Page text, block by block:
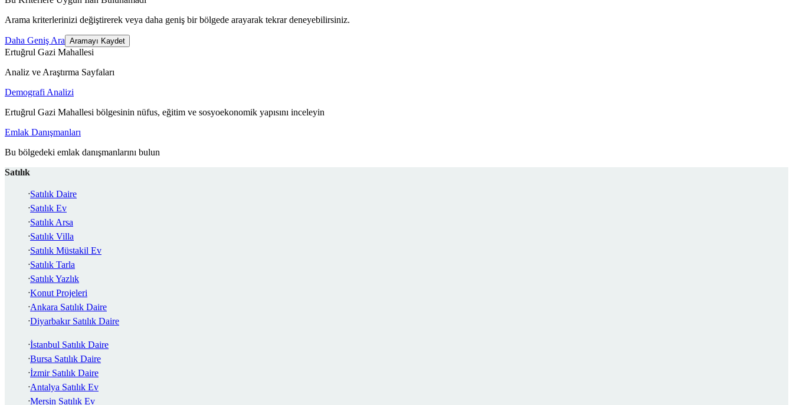
Arama kriterlerinizi değiştirerek veya daha geniş bir bölgede arayarak tekrar deneyebilirsiniz.
Daha Geniş Ara Aramayı Kaydet
Ertuğrul Gazi Mahallesi
Analiz ve Araştırma Sayfaları
Demografi Analizi
Ertuğrul Gazi Mahallesi bölgesinin nüfus, eğitim ve sosyoekonomik yapısını inceleyin
Emlak Danışmanları
Bu bölgedeki emlak danışmanlarını bulun
Satılık
Satılık Daire
Satılık Ev
Satılık Arsa
Satılık Villa
Satılık Müstakil Ev
Satılık Tarla
Satılık Yazlık
Konut Projeleri
Ankara Satılık Daire
Diyarbakır Satılık Daire
İstanbul Satılık Daire
Bursa Satılık Daire
İzmir Satılık Daire
Antalya Satılık Ev
Mersin Satılık Ev